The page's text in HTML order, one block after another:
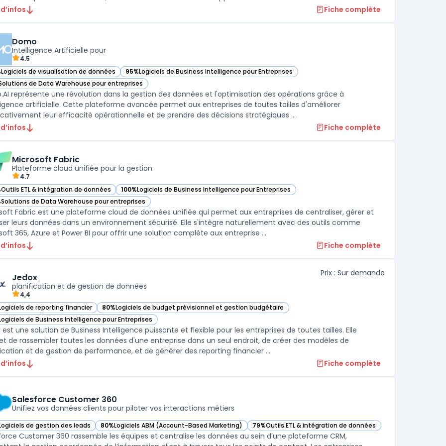
Fiche complète
Domo
Intelligence Artificielle pour
4.5
Logiciels de visualisation de données
Domo dans cette catégorie 95%Logiciels de Business Intelligence pour Entreprises
— voir Domo dans cette catégorie
de Data Warehouse pour entreprises
Domo dans cette catégorie
représente une révolution dans la gestion des données et l'optimisation des opérations grâce à
artificielle. Cette plateforme avancée permet aux entreprises de toutes tailles d'améliorer
significativement leur efficacité opérationnelle et de prendre des décisions stratégiques ...
Fiche complète
Microsoft Fabric
Plateforme cloud unifiée pour la gestion
4.7
Outils ETL & intégration de données
Microsoft Fabric dans cette catégorie100%Logiciels de Business Intelligence pour Entreprises
— voir Microsoft Fabric dans cette catégorie
Solutions de Data Warehouse pour entreprises
Microsoft Fabric dans cette catégorie
Fabric est une plateforme cloud de données unifiée qui permet aux entreprises de centraliser, gérer et
leurs données dans un environnement sécurisé. Elle s'intègre naturellement avec des outils comme
365, Azure et Power BI pour offrir une solution complète aux entreprise ...
Fiche complète
Jedox
planification et de gestion de données
4,4
Prix : Sur demande
de reporting financier
Jedox dans cette catégorie 80%Logiciels de budget prévisionnel et gestion budgétaire
— voir Jedox dans cette catégorie
de Business Intelligence pour Entreprises
Jedox dans cette catégorie
est une solution de Business Intelligence puissante et flexible pour les entreprises de toutes tailles. Elle
de rassembler toutes les données d'une entreprise dans un seul endroit, de créer des modèles de
planification et de gestion de performance, et de générer des reporting financier ...
Fiche complète
Salesforce Customer 360
Unifiez vos données clients pour piloter vos interactions métiers
de gestion des leads
Salesforce Customer 360 dans cette catégorie
80%Logiciels ABM (Account-Based Marketing)
— voir Salesforce Customer 360 dans cette catégorie
79%Outils ETL & intégration de données
— voir Salesforce Customer 360 dans cette catégorie
Customer 360 rassemble les équipes et centralise les données au sein d’une plateforme CRM,